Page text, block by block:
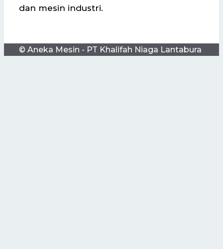
dan mesin industri.
© Aneka Mesin - PT Khalifah Niaga Lantabura